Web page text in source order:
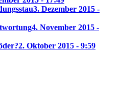
3. Dezember 2015 -
4. November 2015 -
2. Oktober 2015 - 9:59